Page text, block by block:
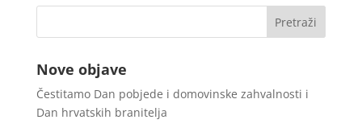
Nove objave
Čestitamo Dan pobjede i domovinske zahvalnosti i
Dan hrvatskih branitelja